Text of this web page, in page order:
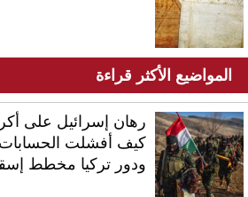
المواضيع الأكثر قراءة
رهان إسرائيل على
كيف أفشلت الحسابات
ودور تركيا مخطط